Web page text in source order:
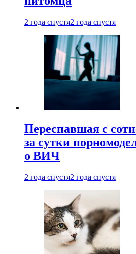
2 года спустя2 года спустя
Переспавшая с
за сутки
о ВИЧ
2 года спустя2 года спустя